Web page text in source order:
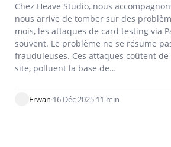
Chez Heave Studio, nous
nous arrive de tomber sur des
mois, les attaques de card testing via
souvent. Le problème ne se résume
frauduleuses. Ces attaques coûtent
site, polluent la base de…
Erwan·16 Déc 2025·11 min